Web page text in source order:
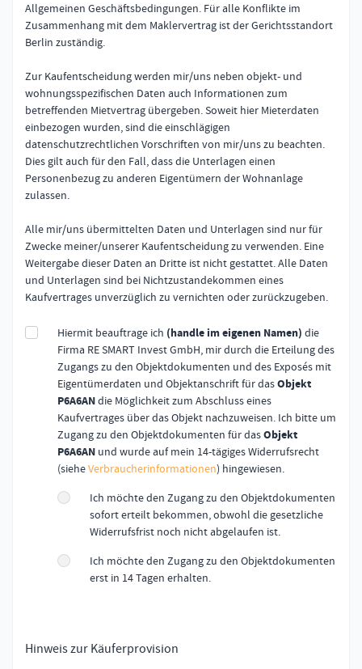
Allgemeinen Geschäftsbedingungen. Für alle Konflikte im
Zusammenhang mit dem Maklervertrag ist der Gerichtsstandort
Berlin zuständig.
Zur Kaufentscheidung werden mir/uns neben objekt- und
wohnungsspezifischen Daten auch Informationen zum
betreffenden Mietvertrag übergeben. Soweit hier Mieterdaten
einbezogen wurden, sind die einschlägigen
datenschutzrechtlichen Vorschriften von mir/uns zu beachten.
Dies gilt auch für den Fall, dass die Unterlagen einen
Personenbezug zu anderen Eigentümern der Wohnanlage
zulassen.
Alle mir/uns übermittelten Daten und Unterlagen sind nur für
Zwecke meiner/unserer Kaufentscheidung zu verwenden. Eine
Weitergabe dieser Daten an Dritte ist nicht gestattet. Alle Daten
und Unterlagen sind bei Nichtzustandekommen eines
Kaufvertrages unverzüglich zu vernichten oder zurückzugeben.
Hiermit beauftrage ich (handle im eigenen Namen) die
Firma RE SMART Invest GmbH, mir durch die Erteilung des
Zugangs zu den Objektdokumenten und des Exposés mit
Eigentümerdaten und Objektanschrift für dasObjekt
P6A6ANdie Möglichkeit zum Abschluss eines
Kaufvertrages über das Objekt nachzuweisen. Ich bitte um
Zugang zu den Objektdokumenten für dasObjekt
P6A6AN und wurde auf mein 14-tägiges Widerrufsrecht
(sieheVerbraucherinformationen) hingewiesen.
Ich möchte den Zugang zu den Objektdokumenten
sofort erteilt bekommen, obwohl die gesetzliche
Widerrufsfrist noch nicht abgelaufen ist.
Ich möchte den Zugang zu den Objektdokumenten
erst in 14 Tagen erhalten.
Hinweis zur Käuferprovision